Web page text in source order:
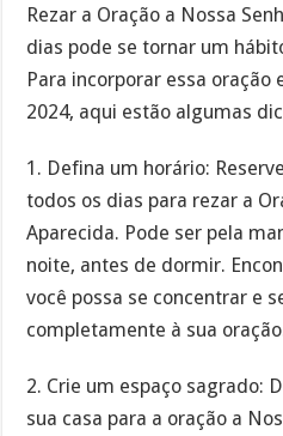
Rezar a Oração a Nossa
dias pode se tornar um
Para incorporar essa
2024, aqui estão algumas
1. Defina um horário:
todos os dias para rezar a
Aparecida. Pode ser pela
noite, antes de dormir.
você possa se concentrar e
completamente à sua
2. Crie um espaço sagrado:
sua casa para a oração a